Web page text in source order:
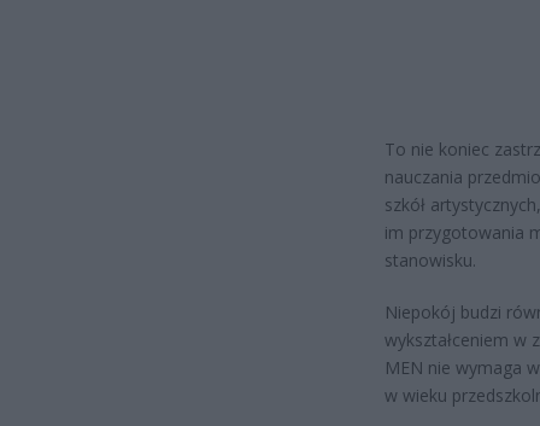
To nie koniec
nauczania
szkół
im przygotowania
stanowisku.
Niepokój budzi
wykształceniem w
MEN nie wymaga
w wieku